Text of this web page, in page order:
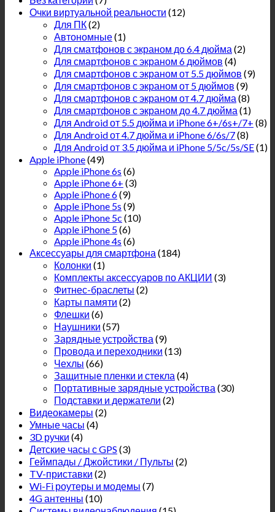
Очки виртуальной реальности (12)
Для ПК(2)
Автономные(1)
Для сматфонов с экраном до 6.4 дюйма (2)
Для смартфонов с экраном 6 дюймов (4)
Для смартфонов с экраном от 5.5 дюймов (9)
Для смартфонов с экраном от 5 дюймов (9)
Для смартфонов с экраном от 4.7 дюйма (8)
Для смартфонов с экраном до 4.7 дюйма (1)
Для Android от 5.5 дюйма и iPhone 6+/6s+/7+ (8)
Для Android от 4.7 дюйма и iPhone 6/6s/7(8)
Для Android от 3.5 дюйма и iPhone 5/5c/5s/SE(1)
Apple iPhone(49)
Apple iPhone 6s (6)
Apple iPhone 6+ (3)
Apple iPhone 6(9)
Apple iPhone 5s (9)
Apple iPhone 5c (10)
Apple iPhone 5(6)
Apple iPhone 4s (6)
Аксессуары для смартфона (184)
Колонки (1)
Комплекты аксессуаров по АКЦИИ (3)
Фитнес-браслеты (2)
Карты памяти (2)
Флешки (6)
Наушники (57)
Зарядные устройства (9)
Провода и переходники (13)
Чехлы (66)
Защитные пленки и стекла (4)
Портативные зарядные устройства (30)
Подставки и держатели (2)
Видеокамеры (2)
Умные часы (4)
3D ручки (4)
Детские часы с GPS (3)
Геймпады / Джойстики / Пульты (2)
TV-приставки (2)
Wi-Fi роутеры и модемы (7)
4G антенны (10)